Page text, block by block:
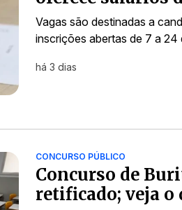
Vagas são destinadas a
inscrições abertas de 7 a 24
há 3 dias
CONCURSO PÚBLICO
Concurso de
retificado; veja o